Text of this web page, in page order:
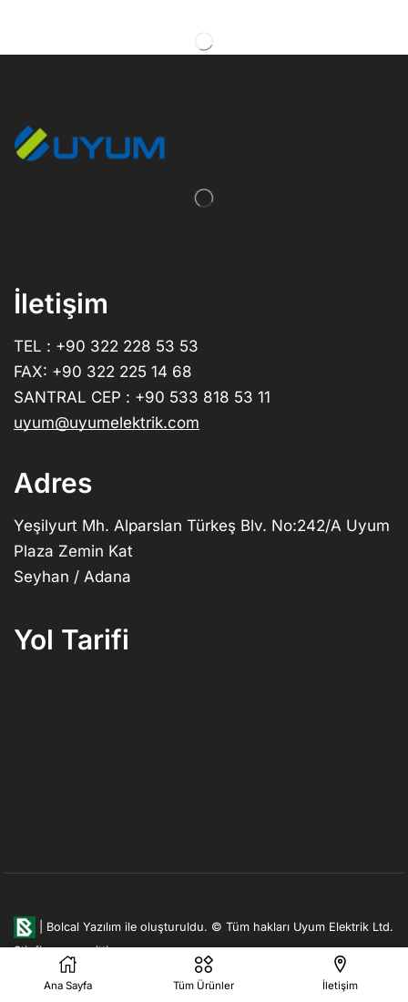
Ana Sayfa Tüm Ürünler İletişim
İletişim
TEL : +90 322 228 53 53
FAX: +90 322 225 14 68
SANTRAL CEP : +90 533 818 53 11
uyum@uyumelektrik.com
Adres
Yeşilyurt Mh. Alparslan Türkeş Blv. No:242/A Uyum
Plaza Zemin Kat
Seyhan / Adana
Yol Tarifi
Bolcal Yazılım ile oluşturuldu. © Tüm hakları Uyum Elektrik Ltd.
Şti. firmasına aittir.